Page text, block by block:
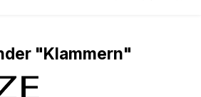
"Klammern"